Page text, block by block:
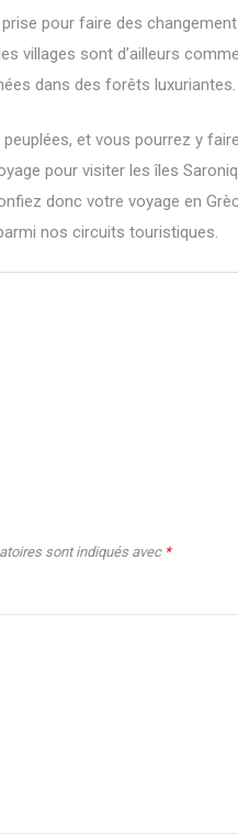
pour faire des
villages sont d’ailleurs
dans des forêts luxuriantes.
et vous pourrez y
pour visiter les îles
donc votre voyage en
nos circuits touristiques.
sont indiqués avec *